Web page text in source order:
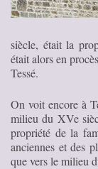
siècle, était la
était alors en
Tessé.
On voit encore à
milieu du XVe
propriété de la
anciennes et des
que vers le milieu